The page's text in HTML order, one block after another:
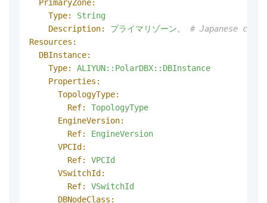
PrimaryZone:
Type:
String
Description:
プライマリゾーン。
# Japanese
Resources:
DBInstance:
Type:
ALIYUN::PolarDBX::DBInstance
Properties:
TopologyType:
Ref:
TopologyType
EngineVersion:
Ref:
EngineVersion
VPCId:
Ref:
VPCId
VSwitchId:
Ref:
VSwitchId
DBNodeClass: